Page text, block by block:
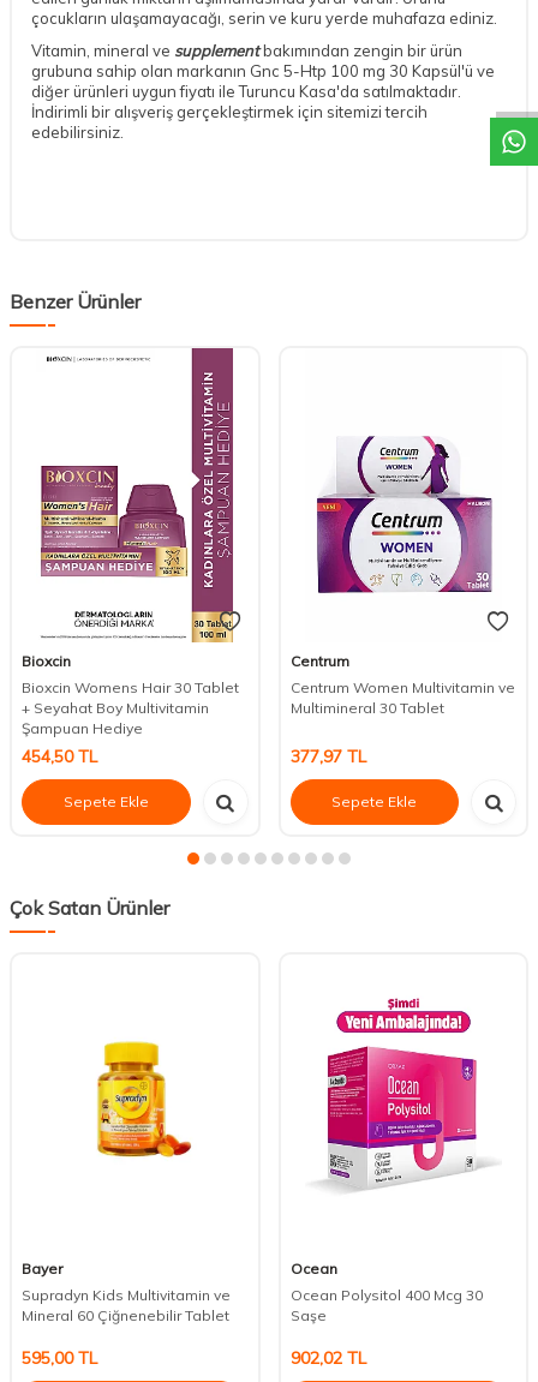
çocukların ulaşamayacağı, serin ve kuru yerde muhafaza ediniz.
Vitamin, mineral ve supplementbakımından zengin bir ürün
grubuna sahip olan markanın Gnc 5-Htp 100 mg 30 Kapsül'ü ve
diğer ürünleri uygun fiyatı ile Turuncu Kasa'da satılmaktadır.
İndirimli bir alışveriş gerçekleştirmek için sitemizi tercih
edebilirsiniz.
Benzer Ürünler
Bioxcin
Bioxcin Womens Hair 30 Tablet
+ Seyahat Boy Multivitamin
Şampuan Hediye
454,50TL
Sepete Ekle
Centrum
Centrum Women Multivitamin ve
Multimineral 30 Tablet
377,97TL
Sepete Ekle
Çok Satan Ürünler
Bayer
Supradyn Kids Multivitamin ve
Mineral 60 Çiğnenebilir Tablet
595,00TL
Ocean
Ocean Polysitol 400 Mcg 30
Saşe
902,02TL